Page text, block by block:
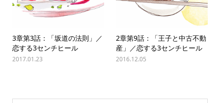
3章第3話：「坂道の法則」／
恋する3センチヒール
2017.01.23
2章第9話：「王子と中古不動
産」／恋する3センチヒール
2016.12.05